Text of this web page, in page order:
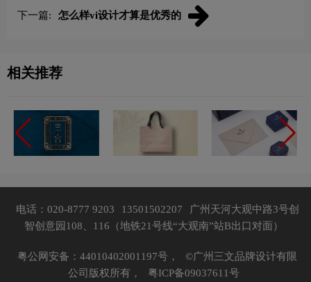
下一篇: 怎么样vi设计才算是优秀的
相关推荐
电话：020-8777 9203 13501502207
广州天河大观中路3号创
智创意园108、116（地铁21号线“大观南”站B出口对面）
粤公网安备：44010402001197号，
©广州三文品牌设计有限
公司版权所有，
粤ICP备09037611号